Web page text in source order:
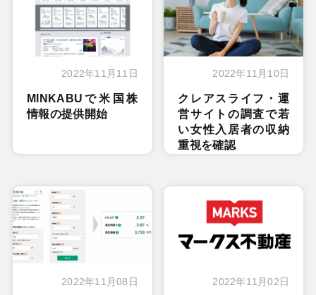
2022年11月11日
MINKABUで米国株
情報の提供開始
2022年11月10日
クレアスライフ・運
営サイトの調査で若
い女性入居者の収納
重視を確認
2022年11月08日 2022年11月02日